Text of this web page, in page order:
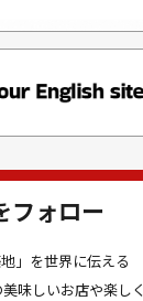
解決(1）
(1）
お得情報(9）
(1）
フォロー
」を世界に伝える
味しいお店や楽しく